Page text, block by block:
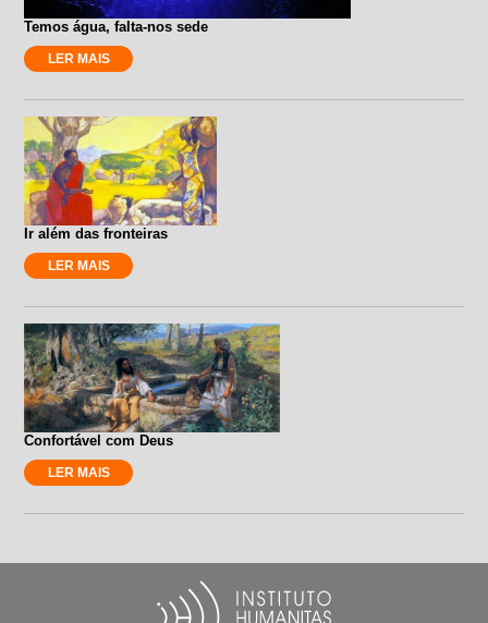
Temos água, falta-nos sede
LER MAIS
Ir além das fronteiras
LER MAIS
Confortável com Deus
LER MAIS